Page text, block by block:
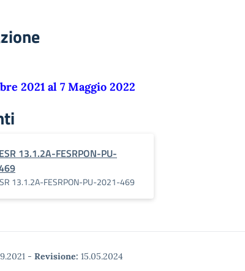
2021 al 7 Maggio 2022
13.1.2A-FESRPON-PU-
13.1.2A-FESRPON-PU-2021-469
- Revisione: 15.05.2024